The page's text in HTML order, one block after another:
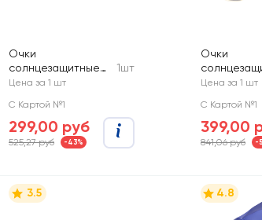
Очки
солнцезащитные
женские CITY
GLSSUN-027-WMN
1шт
Цена за 1 шт
С Картой №1
299,00 руб
525,27 руб -43%
Очки
женские
GLSSUN-
Цена за 1 шт
С Картой №1
399,00
841,06 руб -
3.5 4.8